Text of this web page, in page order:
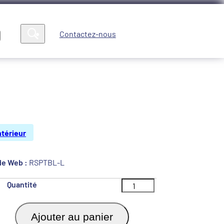
News Contactez-nous
Web : RSPTBL-L
Quantité
Ajouter au panier